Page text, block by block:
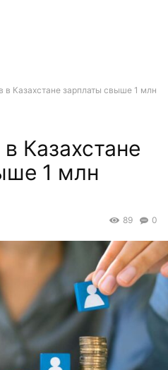
в Казахстане зарплаты свыше 1 млн
Казахстане
1 млн
0
89